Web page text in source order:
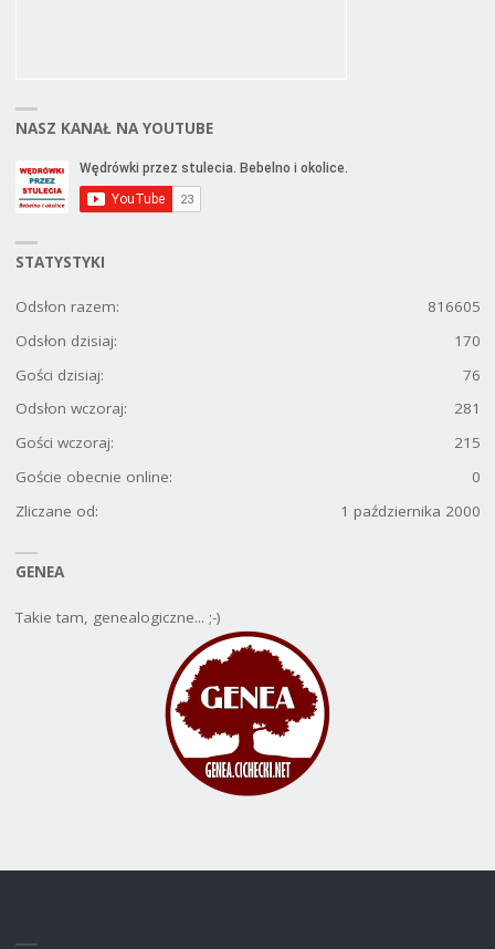
NASZ KANAŁ NA YOUTUBE
STATYSTYKI
816605
Odsłon razem:
170
Odsłon dzisiaj:
76
Gości dzisiaj:
281
Odsłon wczoraj:
215
Gości wczoraj:
0
Goście obecnie online:
1 października 2000
Zliczane od:
GENEA
Takie tam, genealogiczne... ;-)